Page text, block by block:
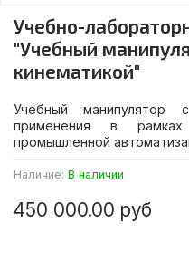
Наличие: В наличии
Учебно-
"Учебный
кинематикой"
450 000.00 руб
Учебный манипулятор
применения в
промышленной